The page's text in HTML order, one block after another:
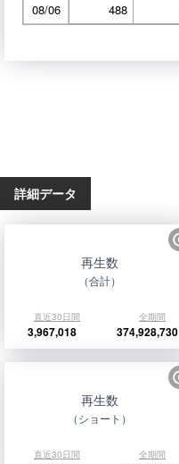
08/06
488
詳細データ
再生数
（合計）
直近30日間 全期間
3,967,018 374,928,730
再生数
（ショート）
直近30日間 全期間